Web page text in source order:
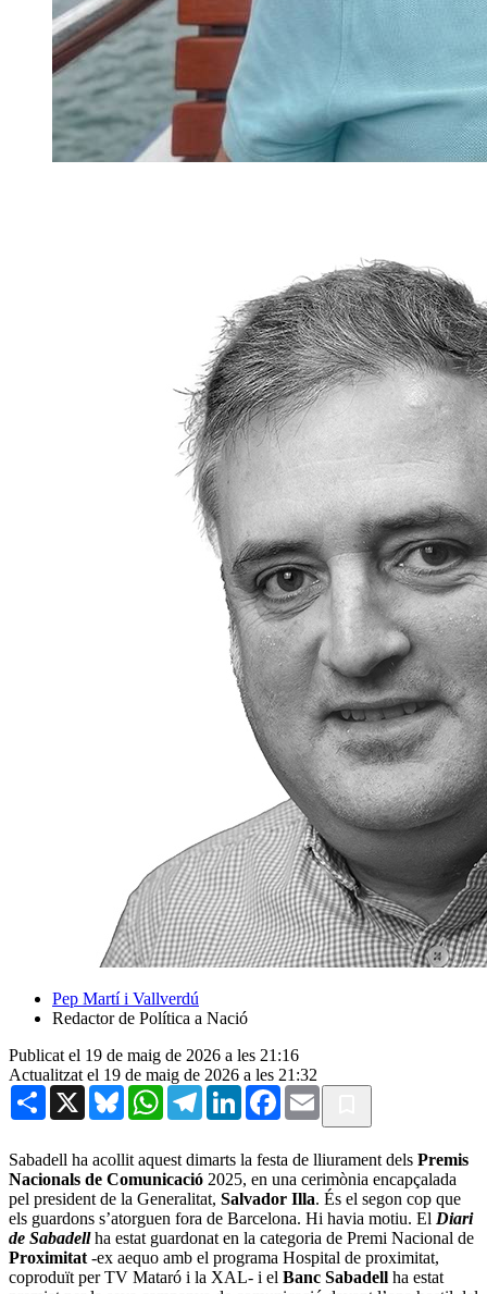
Pep Martí i Vallverdú
Redactor de Política a Nació
Publicat el 19 de maig de 2026 a les 21:16
Actualitzat el 19 de maig de 2026 a les 21:32
Share X BlueskyWhatsAppTelegramLinkedInFacebook
Email
Sabadell ha acollit aquest dimarts la festa de lliurament dels Premis
Nacionals de Comunicació 2025, en una cerimònia encapçalada
pel president de la Generalitat, Salvador Illa. És el segon cop que
els guardons s’atorguen fora de Barcelona. Hi havia motiu. El Diari
de Sabadellha estat guardonat en la categoria de Premi Nacional de
Proximitat -ex aequo amb el programa Hospital de proximitat,
coproduït per TV Mataró i la XAL- i el Banc Sabadell ha estat